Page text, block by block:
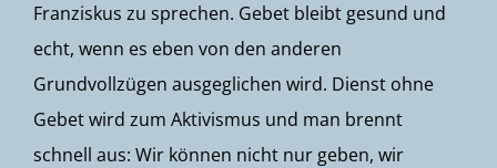
Franziskus zu sprechen. Gebet bleibt gesund und
echt, wenn es eben von den anderen
Grundvollzügen ausgeglichen wird. Dienst ohne
Gebet wird zum Aktivismus und man brennt
schnell aus: Wir können nicht nur geben, wir